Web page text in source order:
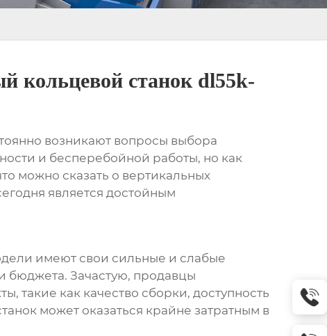
кольцевой станок dl55k-
возникают вопросы выбора
и бесперебойной работы, но как
можно сказать о вертикальных
является достойным
имеют свои сильные и слабые
бюджета. Зачастую, продавцы
такие как качество сборки, доступность
может оказаться крайне затратным в